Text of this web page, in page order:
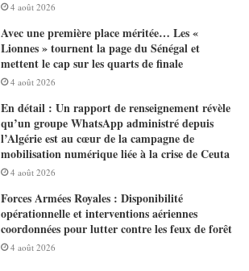
4 août 2026
Avec une première place méritée… Les «
Lionnes » tournent la page du Sénégal et
mettent le cap sur les quarts de finale
4 août 2026
En détail : Un rapport de renseignement révèle
qu’un groupe WhatsApp administré depuis
l’Algérie est au cœur de la campagne de
mobilisation numérique liée à la crise de Ceuta
4 août 2026
Forces Armées Royales : Disponibilité
opérationnelle et interventions aériennes
coordonnées pour lutter contre les feux de forêt
4 août 2026